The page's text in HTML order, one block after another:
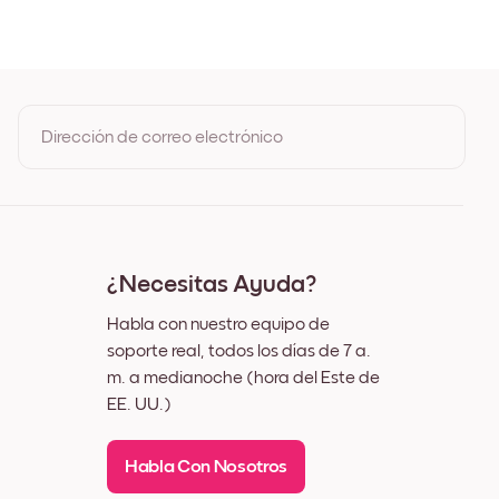
Dirección de correo electrónico
¿Necesitas Ayuda?
Habla con nuestro equipo de
soporte real, todos los días de 7 a.
m. a medianoche (hora del Este de
EE. UU.)
Habla Con Nosotros